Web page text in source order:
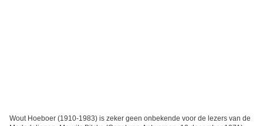
Wout Hoeboer (1910-1983) is zeker geen onbekende voor de lezers van de